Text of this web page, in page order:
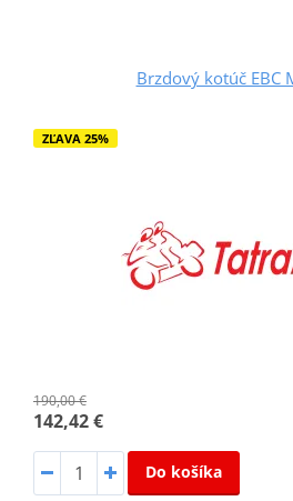
Brzdový kotúč EBC
ZĽAVA 25%
190,00 €
142,42 €
Do košíka